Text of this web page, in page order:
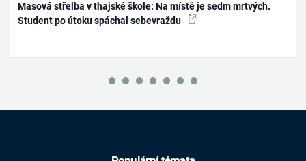
Masová střelba v thajské škole: Na místě je sedm mrtvých.
Student po útoku spáchal sebevraždu